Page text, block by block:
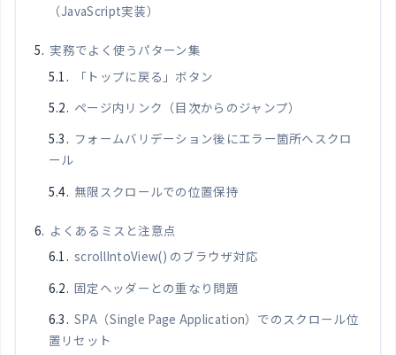
（JavaScript実装）
実務でよく使うパターン集
「トップに戻る」ボタン
ページ内リンク（目次からのジャンプ）
フォームバリデーション後にエラー箇所へスクロ
ール
無限スクロールでの位置保持
よくあるミスと注意点
scrollIntoView() のブラウザ対応
固定ヘッダーとの重なり問題
SPA（Single Page Application）でのスクロール位
置リセット